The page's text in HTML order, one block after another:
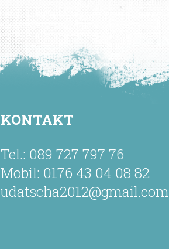
KONTAKT
Tel.: 089 727 797 76
Mobil: 0176 43 04 08 82
udatscha2012@gmail.com